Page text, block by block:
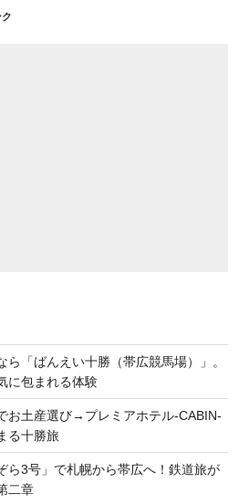
ら「ばんえい十勝（帯広競馬場）」。
に包まれる体験
お土産選び→プレミアホテル-CABIN-
る十勝旅
ら3号」で札幌から帯広へ！鉄道旅が
二章